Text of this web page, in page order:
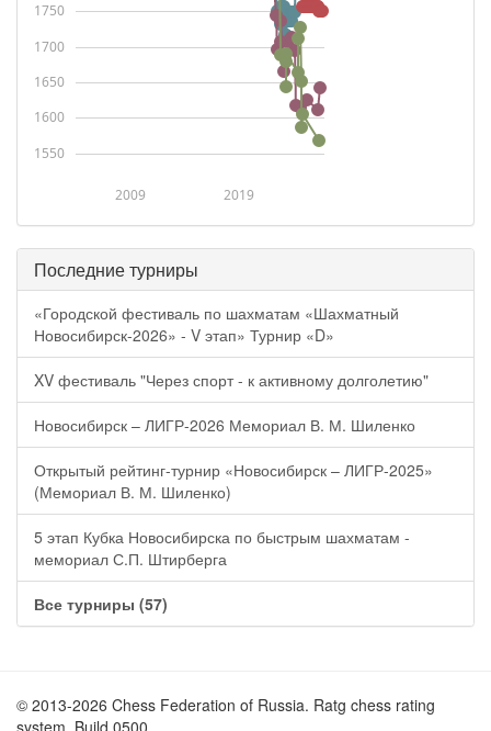
2009 2019
1550
1600
1650
1700
1750
Последние турниры
«Городской фестиваль по шахматам «Шахматный
Новосибирск-2026» - V этап» Турнир «D»
XV фестиваль "Через спорт - к активному долголетию"
Новосибирск – ЛИГР-2026 Мемориал В. М. Шиленко
Открытый рейтинг-турнир «Новосибирск – ЛИГР-2025»
(Мемориал В. М. Шиленко)
5 этап Кубка Новосибирска по быстрым шахматам -
мемориал С.П. Штирберга
Все турниры (57)
© 2013-2026 Chess Federation of Russia. Ratg chess rating
system. Build 0500